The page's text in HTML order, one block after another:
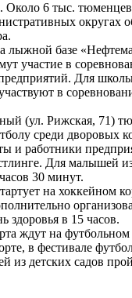
6 тыс. тюменцев
округах
лыжной базе
участие в
Для
в
(ул. Рижская, 71)
среди дворовых
и работники
Для малышей
30 минут.
на хоккейном
здоровья в 15 часов.
ждут на
в фестивале
детских садов